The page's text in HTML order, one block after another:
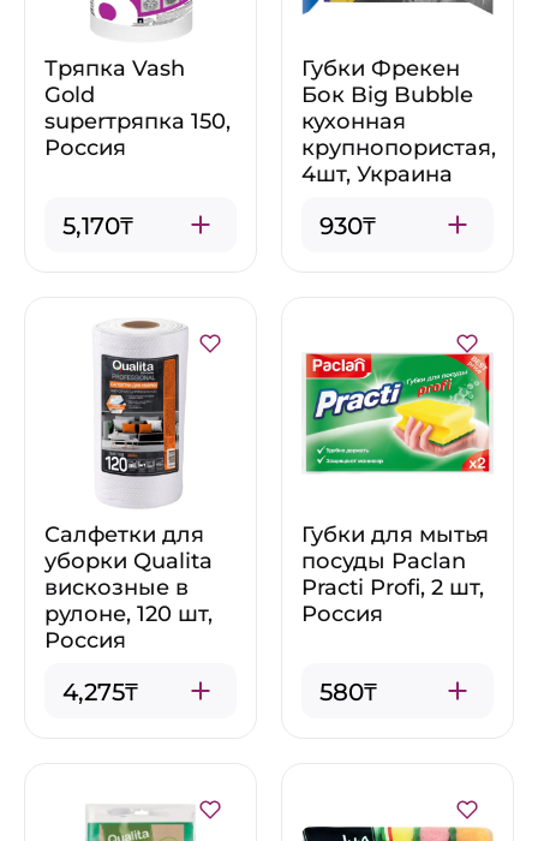
Тряпка Vash
Gold
superтряпка 150,
Россия
5,170₸
Губки Фрекен
Бок Big Bubble
кухонная
крупнопористая,
4шт, Украина
930₸
Салфетки для
уборки Qualita
вискозные в
рулоне, 120 шт,
Россия
4,275₸
Губки для мытья
посуды Paclan
Practi Profi, 2 шт,
Россия
580₸